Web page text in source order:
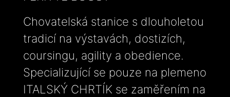
Chovatelská stanice s dlouholetou
tradicí na výstavách, dostizích,
coursingu, agility a obedience.
Specializující se pouze na plemeno
ITALSKÝ CHRTÍK se zaměřením na